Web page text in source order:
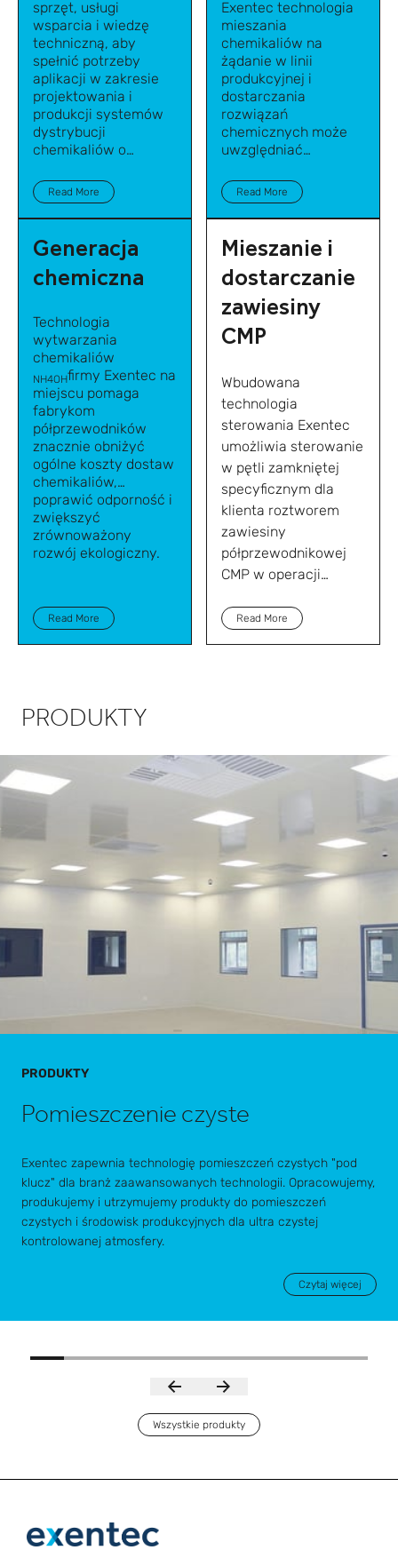
sprzęt, usługi
wsparcia i wiedzę
techniczną, aby
spełnić potrzeby
aplikacji w zakresie
projektowania i
produkcji systemów
dystrybucji
chemikaliów o
czystości.
Read More
Exentec technologia
mieszania
chemikaliów na
żądanie w linii
produkcyjnej i
dostarczania
rozwiązań
chemicznych może
uwzględniać
natężenia przepływu
na żądanie przez
użytkowników
końcowych lub
punkty użytkowania,
przy jednoczesnym
dokładności
mieszania.
Read More
Generacja
chemiczna
Technologia
wytwarzania
chemikaliów
NH4OHfirmy Exentec na
miejscu pomaga
fabrykom
półprzewodników
znacznie obniżyć
ogólne koszty dostaw
chemikaliów,
poprawić odporność i
zwiększyć
zrównoważony
rozwój ekologiczny.
Read More
Mieszanie i
dostarczanie
zawiesiny
CMP
Wbudowana
technologia
sterowania Exentec
umożliwia sterowanie
w pętli zamkniętej
specyficznym dla
klienta roztworem
zawiesiny
półprzewodnikowej
CMP w operacji
dystrybucji.
Read More
PRODUKTY
PRODUKTY
Pomieszczenie czyste
Exentec zapewnia technologię pomieszczeń czystych "pod
klucz" dla branż zaawansowanych technologii. Opracowujemy,
produkujemy i utrzymujemy produkty do pomieszczeń
czystych i środowisk produkcyjnych dla ultra czystej
kontrolowanej atmosfery.
Czytaj więcej
Wszystkie produkty